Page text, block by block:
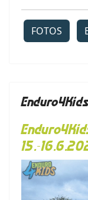
FOTOS
15.-